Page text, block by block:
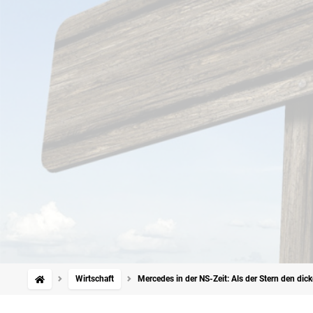
Wirtschaft Mercedes in der NS-Zeit: Als der Stern den